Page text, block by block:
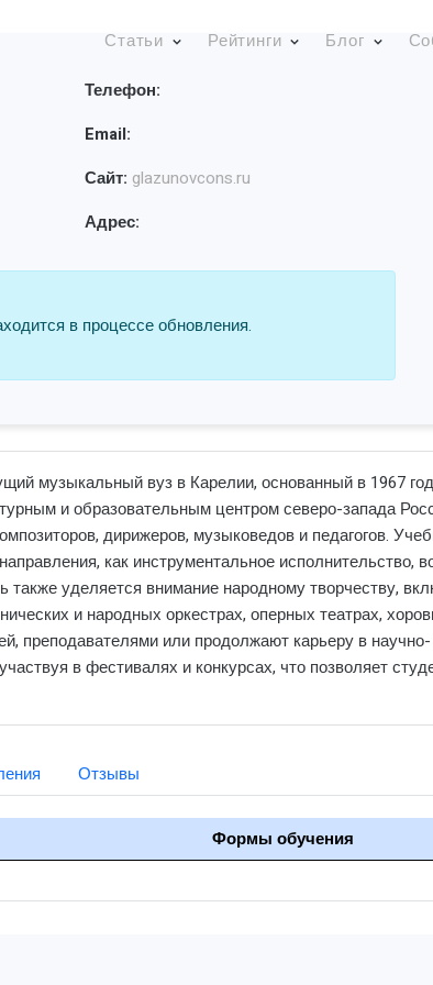
Статьи Рейтинги Блог
Телефон:
Email:
Сайт: glazunovcons.ru
Адрес:
в процессе обновления.
музыкальный вуз в Карелии, основанный в 1967
и образовательным центром северо-запада
дирижеров, музыковедов и педагогов.
как инструментальное исполнительство,
уделяется внимание народному творчеству,
и народных оркестрах, оперных театрах,
преподавателями или продолжают карьеру в научно-
в фестивалях и конкурсах, что позволяет
Отзывы
Формы обучения